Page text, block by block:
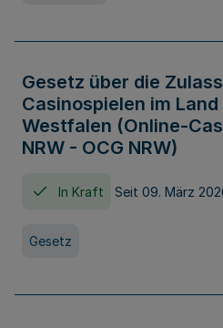
Gesetz über die
Casinospielen im
Westfalen (Online-
NRW - OCG NRW)
In Kraft Seit 09. März
Gesetz